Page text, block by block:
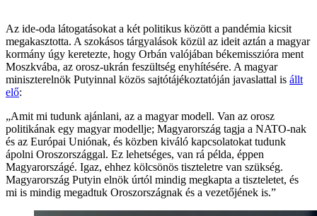
Az ide-oda látogatásokat a két politikus között a pandémia kicsit
megakasztotta. A szokásos tárgyalások közül az ideit aztán a magyar
kormány úgy keretezte, hogy Orbán valójában békemisszióra ment
Moszkvába, az orosz-ukrán feszültség enyhítésére. A magyar
miniszterelnök Putyinnal közös sajtótájékoztatóján javaslattal is állt
elő:
„Amit mi tudunk ajánlani, az a magyar modell. Van az orosz
politikának egy magyar modellje; Magyarország tagja a NATO-nak
és az Európai Uniónak, és közben kiváló kapcsolatokat tudunk
ápolni Oroszországgal. Ez lehetséges, van rá példa, éppen
Magyarországé. Igaz, ehhez kölcsönös tiszteletre van szükség.
Magyarország Putyin elnök úrtól mindig megkapta a tiszteletet, és
mi is mindig megadtuk Oroszországnak és a vezetőjének is.”